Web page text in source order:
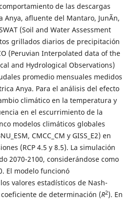
de las descargas
Anya, afluente del Mantaro, JunÃ­n,
(Soil and Water Assessment
grillados diarios de precipitación
(Peruvian Interpolated data of the
and Hydrological Observations)
promedio mensuales medidos
Anya. Para el análisis del efecto
climático en la temperatura y
en el escurrimiento de la
modelos climáticos globales
CMCC_CM y GISS_E2) en
(RCP 4.5 y 8.5). La simulación
2070-2100, considerándose como
El modelo funcionó
valores estadísticos de Nash-
coeficiente de determinación (R2). En